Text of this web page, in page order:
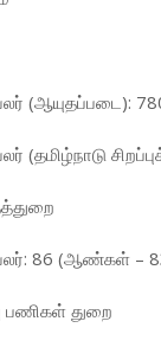
(ஆயுதப்படை):
(தமிழ்நாடு
86 (ஆண்கள் –
பணிகள் துறை